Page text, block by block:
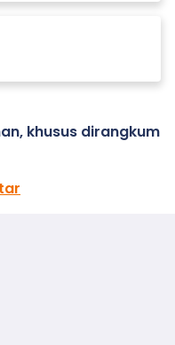
khusus dirangkum